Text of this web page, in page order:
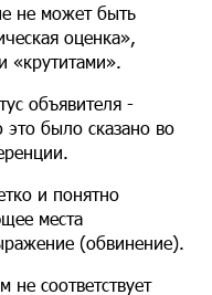
не может быть
оценка»,
«крутитами».
объявителя -
было сказано во
и понятно
места
(обвинение).
соответствует